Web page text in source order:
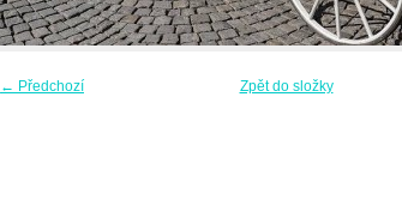
← Předchozí Zpět do složky